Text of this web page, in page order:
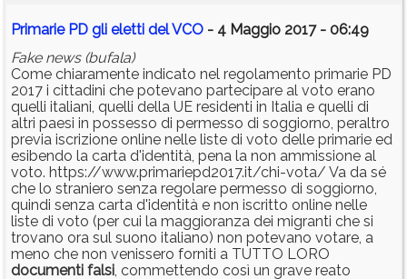
Primarie PD gli eletti del VCO - 4 Maggio 2017 - 06:49
Fake news (bufala)
Come chiaramente indicato nel regolamento primarie PD
2017 i cittadini che potevano partecipare al voto erano
quelli italiani, quelli della UE residenti in Italia e quelli di
altri paesi in possesso di permesso di soggiorno, peraltro
previa iscrizione online nelle liste di voto delle primarie ed
esibendo la carta d'identità, pena la non ammissione al
voto. https://www.primariepd2017.it/chi-vota/ Va da sé
che lo straniero senza regolare permesso di soggiorno,
quindi senza carta d'identità e non iscritto online nelle
liste di voto (per cui la maggioranza dei migranti che si
trovano ora sul suono italiano) non potevano votare, a
meno che non venissero forniti a TUTTO LORO
documenti falsi, commettendo così un grave reato